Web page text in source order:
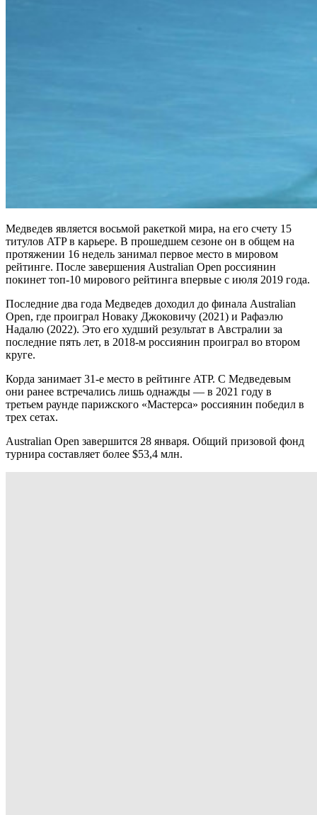
Медведев является восьмой ракеткой мира, на его счету 15
титулов ATP в карьере. В прошедшем сезоне он в общем на
протяжении 16 недель занимал первое место в мировом
рейтинге. После завершения Australian Open россиянин
покинет топ-10 мирового рейтинга впервые с июля 2019 года.
Последние два года Медведев доходил до финала Australian
Open, где проиграл Новаку Джоковичу (2021) и Рафаэлю
Надалю (2022). Это его худший результат в Австралии за
последние пять лет, в 2018-м россиянин проиграл во втором
круге.
Корда занимает 31-е место в рейтинге ATP. C Медведевым
они ранее встречались лишь однажды — в 2021 году в
третьем раунде парижского «Мастерса» россиянин победил в
трех сетах.
Australian Open завершится 28 января. Общий призовой фонд
турнира составляет более $53,4 млн.